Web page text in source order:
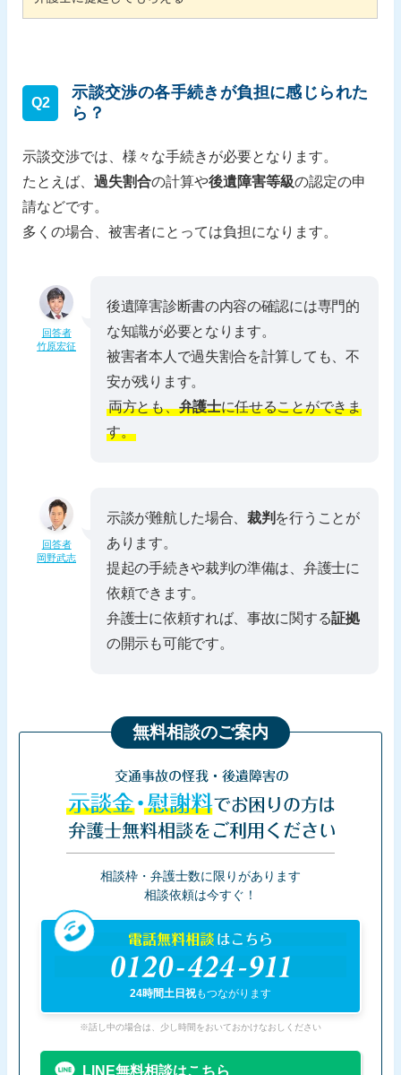
Q2
示談交渉の各手続きが負担に感じられた
ら？
示談交渉では、様々な手続きが必要となります。
たとえば、過失割合の計算や後遺障害等級の認定の申
請などです。
多くの場合、被害者にとっては負担になります。
回答者
竹原宏征
後遺障害診断書の内容の確認には専門的
な知識が必要となります。
被害者本人で過失割合を計算しても、不
安が残ります。
両方とも、弁護士に任せることができま
す。
回答者
岡野武志
示談が難航した場合、裁判 を行うことが
あります。
提起の手続きや裁判の準備は、弁護士に
依頼できます。
弁護士に依頼すれば、事故に関する証拠
の開示も可能です。
無料相談のご案内
交通事故の怪我・後遺障害の
示談金・慰謝料でお困りの方は
弁護士無料相談をご利用ください
相談枠・弁護士数に限りがあります
相談依頼は今すぐ！
電話無料相談はこちら
0120-424-911
24時間土日祝もつながります
※話し中の場合は、少し時間をおいておかけなおしください
LINE無料相談はこちら